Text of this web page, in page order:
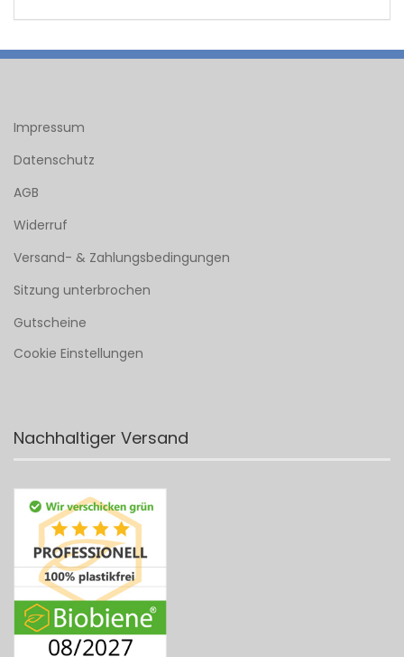
Impressum
Datenschutz
AGB
Widerruf
Versand- & Zahlungsbedingungen
Sitzung unterbrochen
Gutscheine
Cookie Einstellungen
Nachhaltiger Versand